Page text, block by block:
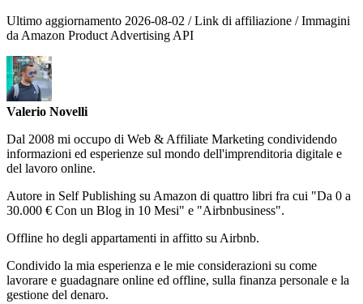
Ultimo aggiornamento 2026-08-02 / Link di affiliazione / Immagini
da Amazon Product Advertising API
Valerio Novelli
Dal 2008 mi occupo di Web & Affiliate Marketing condividendo
informazioni ed esperienze sul mondo dell'imprenditoria digitale e
del lavoro online.
Autore in Self Publishing su Amazon di quattro libri fra cui "Da 0 a
30.000 € Con un Blog in 10 Mesi" e "Airbnbusiness".
Offline ho degli appartamenti in affitto su Airbnb.
Condivido la mia esperienza e le mie considerazioni su come
lavorare e guadagnare online ed offline, sulla finanza personale e la
gestione del denaro.